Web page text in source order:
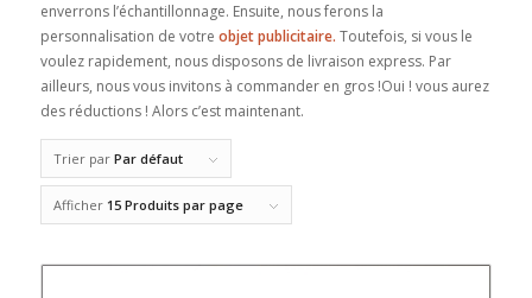
enverrons l’échantillonnage. Ensuite, nous ferons la
personnalisation de votre objet publicitaire. Toutefois, si vous le
voulez rapidement, nous disposons de livraison express. Par
ailleurs, nous vous invitons à commander en gros !Oui ! vous aurez
des réductions ! Alors c’est maintenant.
Trier par Par défaut
Afficher 15 Produits par page